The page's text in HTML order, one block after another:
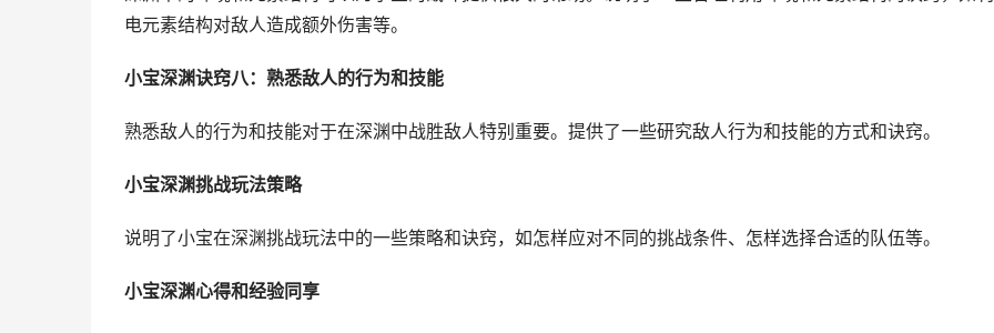
电元素结构对敌人造成额外伤害等。
小宝深渊诀窍八：熟悉敌人的行为和技能
熟悉敌人的行为和技能对于在深渊中战胜敌人特别重要。提供了一些研究敌人行为和技能的方式和诀窍。
小宝深渊挑战玩法策略
说明了小宝在深渊挑战玩法中的一些策略和诀窍，如怎样应对不同的挑战条件、怎样选择合适的队伍等。
小宝深渊心得和经验同享